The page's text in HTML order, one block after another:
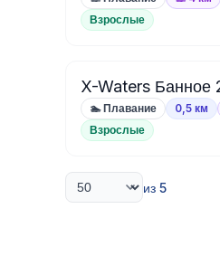
Взрослые
X-Waters
🏊 Плавание 0,5 км
Взрослые
из 5